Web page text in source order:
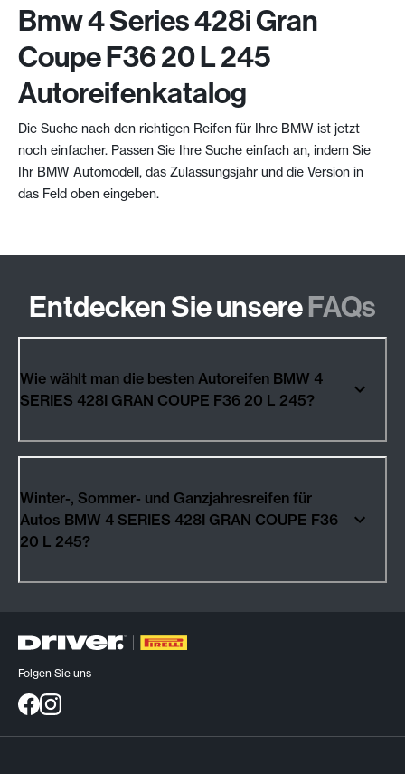
Bmw 4 Series 428i Gran
Coupe F36 20 L 245
Autoreifenkatalog
Die Suche nach den richtigen Reifen für Ihre BMW ist jetzt
noch einfacher. Passen Sie Ihre Suche einfach an, indem Sie
Ihr BMW Automodell, das Zulassungsjahr und die Version in
das Feld oben eingeben.
Entdecken Sie unsereFAQs
Wie wählt man die besten Autoreifen BMW 4
SERIES 428I GRAN COUPE F36 20 L 245?
Winter-, Sommer- und Ganzjahresreifen für
Autos BMW 4 SERIES 428I GRAN COUPE F36
20 L 245?
Folgen Sie uns